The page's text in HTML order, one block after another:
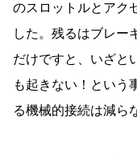
のスロットルとアク
した。残るはブレー
だけですと、いざと
も起きない！という
る機械的接続は減ら